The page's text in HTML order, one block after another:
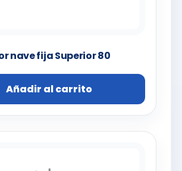
nave fija Superior 80
Añadir al carrito